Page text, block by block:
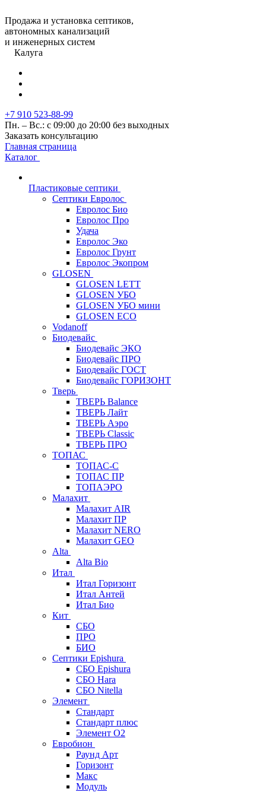
Продажа и установка септиков,
автономных канализаций
и инженерных систем
Калуга
+7 910 523-88-99
Пн. – Вс.: с 09:00 до 20:00 без выходных
Заказать консультацию
Главная страница
Каталог
Пластиковые септики
Септики Евролос
Евролос Био
Евролос Про
Удача
Евролос Эко
Евролос Грунт
Евролос Экопром
GLOSEN
GLOSEN LETT
GLOSEN УБО
GLOSEN УБО мини
GLOSEN ECO
Vodanoff
Биодевайс
Биодевайс ЭКО
Биодевайс ПРО
Биодевайс ГОСТ
Биодевайс ГОРИЗОНТ
Тверь
ТВЕРЬ Balance
ТВЕРЬ Лайт
ТВЕРЬ Аэро
ТВЕРЬ Classic
ТВЕРЬ ПРО
ТОПАС
ТОПАС-С
ТОПАС ПР
ТОПАЭРО
Малахит
Малахит AIR
Малахит ПР
Малахит NERO
Малахит GEO
Alta
Alta Bio
Итал
Итал Горизонт
Итал Антей
Итал Био
Кит
СБО
ПРО
БИО
Септики Epishura
СБО Epishura
СБО Hara
СБО Nitella
Элемент
Стандарт
Стандарт плюс
Элемент О2
Евробион
Раунд Арт
Горизонт
Макс
Модуль